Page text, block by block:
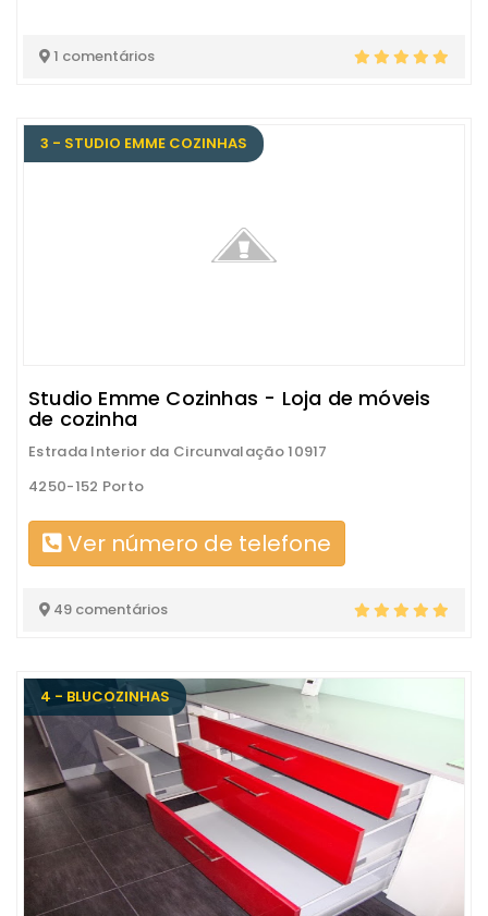
1 comentários
3 - STUDIO EMME COZINHAS
Studio Emme Cozinhas - Loja de móveis
de cozinha
Estrada Interior da Circunvalação 10917
4250-152 Porto
Ver número de telefone
49 comentários
4 - BLUCOZINHAS